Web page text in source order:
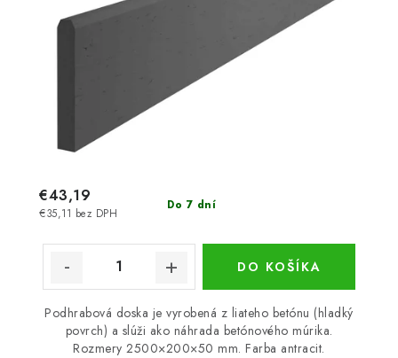
Do 7 dní
€35,11 bez DPH
€43,19
DO KOŠÍKA
Podhrabová doska je vyrobená z liateho betónu (hladký
povrch) a slúži ako náhrada betónového múrika.
Rozmery 2500×200×50 mm. Farba antracit.